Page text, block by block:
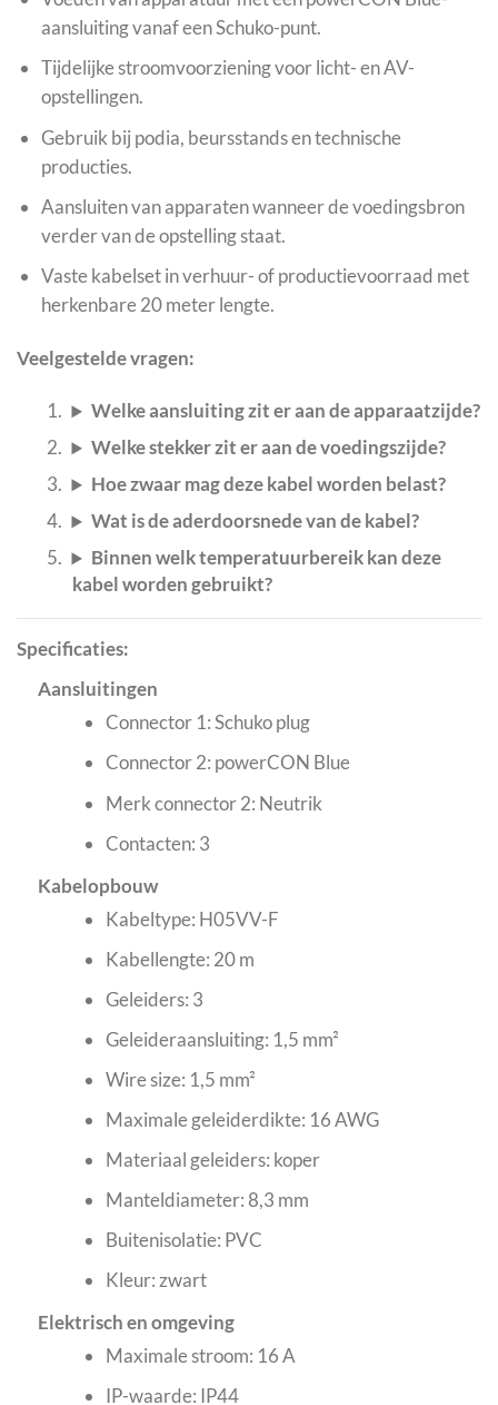
aansluiting vanaf een Schuko-punt.
Tijdelijke stroomvoorziening voor licht- en AV-
opstellingen.
Gebruik bij podia, beursstands en technische
producties.
Aansluiten van apparaten wanneer de voedingsbron
verder van de opstelling staat.
Vaste kabelset in verhuur- of productievoorraad met
herkenbare 20 meter lengte.
Veelgestelde vragen:
Welke aansluiting zit er aan de apparaatzijde?
Welke stekker zit er aan de voedingszijde?
Hoe zwaar mag deze kabel worden belast?
Wat is de aderdoorsnede van de kabel?
Binnen welk temperatuurbereik kan deze
kabel worden gebruikt?
Specificaties:
Aansluitingen
Connector 1: Schuko plug
Connector 2: powerCON Blue
Merk connector 2: Neutrik
Contacten: 3
Kabelopbouw
Kabeltype: H05VV-F
Kabellengte: 20 m
Geleiders: 3
Geleideraansluiting: 1,5 mm²
Wire size: 1,5 mm²
Maximale geleiderdikte: 16 AWG
Materiaal geleiders: koper
Manteldiameter: 8,3 mm
Buitenisolatie: PVC
Kleur: zwart
Elektrisch en omgeving
Maximale stroom: 16 A
IP-waarde: IP44